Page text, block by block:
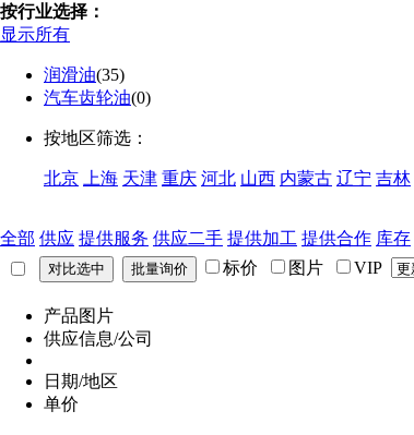
按行业选择：
显示所有
润滑油(35)
汽车齿轮油(0)
按地区筛选：
北京 上海 天津 重庆 河北 山西 内蒙古 辽宁 吉林
全部 供应 提供服务 供应二手 提供加工 提供合作 库存
标价
图片 VIP
产品图片
供应信息/公司
日期/地区
单价